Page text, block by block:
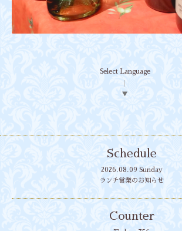
Select Language
▼
Schedule
2026.08.09 Sunday
ランチ営業のお知らせ
Counter